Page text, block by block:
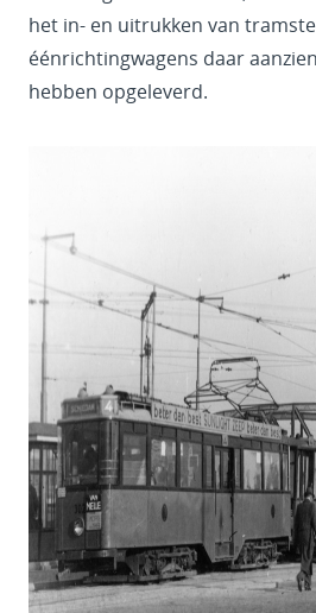
het in- en uitrukken van
éénrichtingwagens daar
hebben opgeleverd.